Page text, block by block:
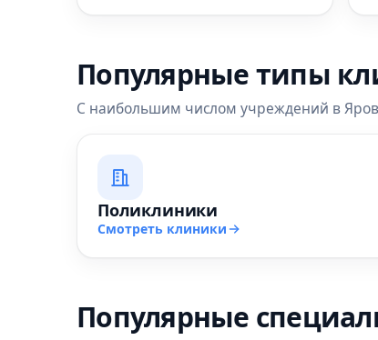
Популярные типы
С наибольшим числом учреждений в
Поликлиники
Смотреть клиники
Популярные